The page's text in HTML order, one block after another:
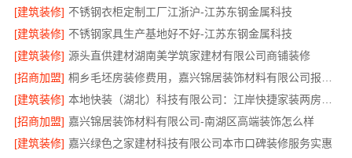
[建筑装修] 不锈钢衣柜定制工厂江浙沪-江苏东钢金属科技
[建筑装修] 不锈钢家具生产基地好不好-江苏东钢金属科技
[建筑装修] 源头直供建材湖南美学筑家建材有限公司商铺装修
[招商加盟]
[建筑装修]
[招商加盟] 嘉兴锦居装饰材料有限公司-南湖区高端装饰怎么样
[建筑装修] 嘉兴绿色之家建材科技有限公司本市口碑装修服务实惠